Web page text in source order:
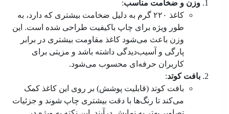
وزن و ضخامت مناسب:
کاغذ ۲۲۰ گرم به دلیل ضخامت بیشتری که دارد، به
طور ویژه برای چاپ باکیفیت طراحی شده است. این
وزن باعث می‌شود کاغذ مقاومت بیشتری در برابر
پارگی و آسیب‌دیدگی داشته باشد و مزیتی برای
کاربران حرفه‌ای محسوب می‌شود.
بافت کوتد:
بافت کوتد (قابلیت پوشش) بر روی این کاغذ کمک
می‌کند تا رنگ‌ها با دقت بیشتری چاپ شوند و جزئیات